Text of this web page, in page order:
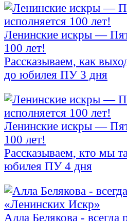
Ленинские искры —
100 лет!
Рассказываем, как
до юбилея ПУ 3 дня
Ленинские искры —
100 лет!
Рассказываем, кто мы
юбилея ПУ 4 дня
Алла Белякова -